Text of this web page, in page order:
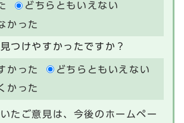
どちらともいえない
かった
つけやすかったですか？
かった
どちらともいえない
かった
たご意見は、今後のホームペー